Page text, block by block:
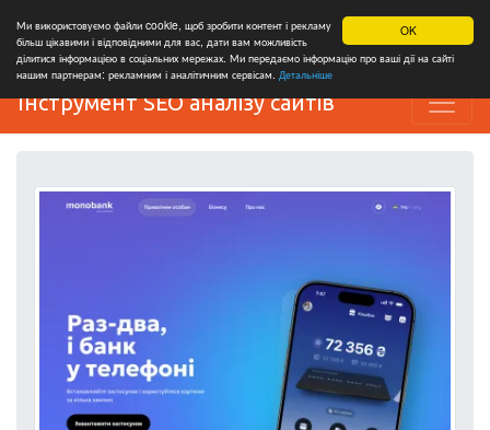
OK
Ми використовуємо файли cookie, щоб зробити контент і рекламу
більш цікавими і відповідними для вас, дати вам можливість
ділитися інформацією в соціальних мережах. Ми передаємо інформацію про ваші дії на сайті
нашим партнерам: рекламним і аналітичним сервісам. Детальніше
Інструмент SEO аналізу сайтів